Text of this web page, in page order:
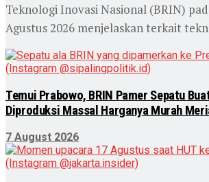
Teknologi Inovasi Nasional (BRIN)
Agustus 2026 menjelaskan terkait
Temui Prabowo, BRIN Pamer Sepatu
Diproduksi Massal Harganya Murah
7 August 2026